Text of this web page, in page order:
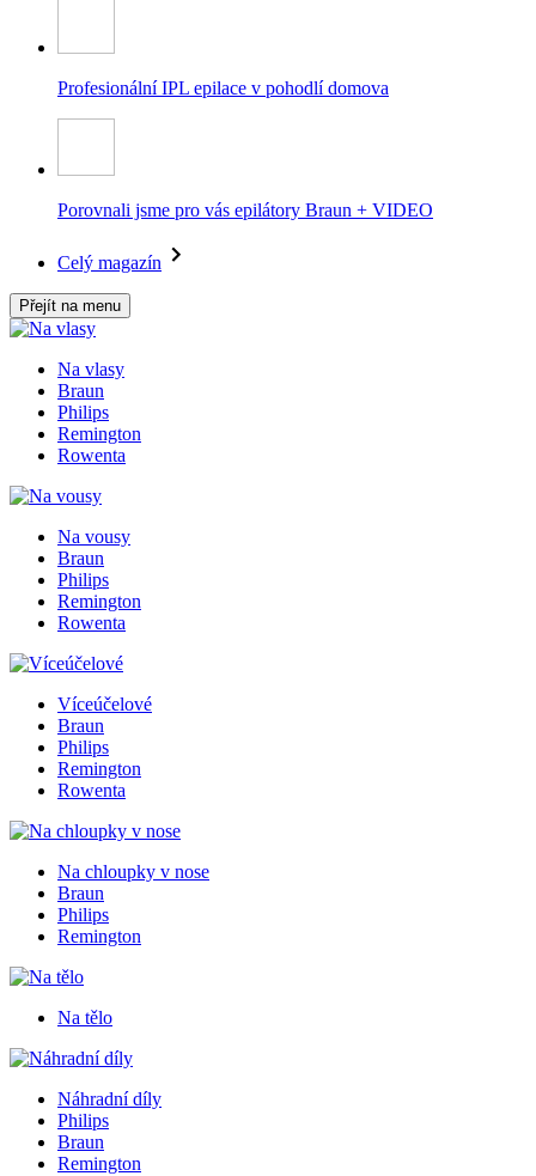
Profesionální IPL epilace v pohodlí domova
Porovnali jsme pro vás epilátory Braun + VIDEO
Celý magazín
Přejít na menu
Na vlasy
Braun
Philips
Remington
Rowenta
Na vousy
Braun
Philips
Remington
Rowenta
Víceúčelové
Braun
Philips
Remington
Rowenta
Na chloupky v nose
Braun
Philips
Remington
Na tělo
Náhradní díly
Philips
Braun
Remington